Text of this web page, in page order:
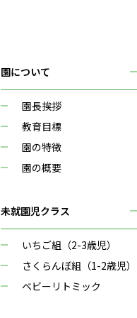
園について
園長挨拶
教育目標
園の特徴
園の概要
未就園児クラス
いちご組（2-3歳児）
さくらんぼ組（1-2歳児）
ベビーリトミック